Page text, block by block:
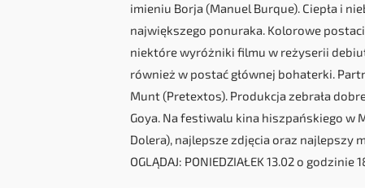
imieniu Borja (Manuel Burque). Ciepła i
największego ponuraka. Kolorowe
niektóre wyróżniki filmu w reżyserii
również w postać głównej bohaterki.
Munt (Pretextos). Produkcja zebrała
Goya. Na festiwalu kina hiszpańskiego w
Dolera), najlepsze zdjęcia oraz najlepszy
OGLĄDAJ: PONIEDZIAŁEK 13.02 o godzinie